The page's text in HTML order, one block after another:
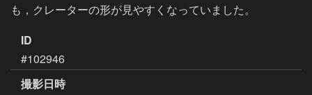
も，クレーターの形が見やすくなっていました。
ID
#102946
撮影日時